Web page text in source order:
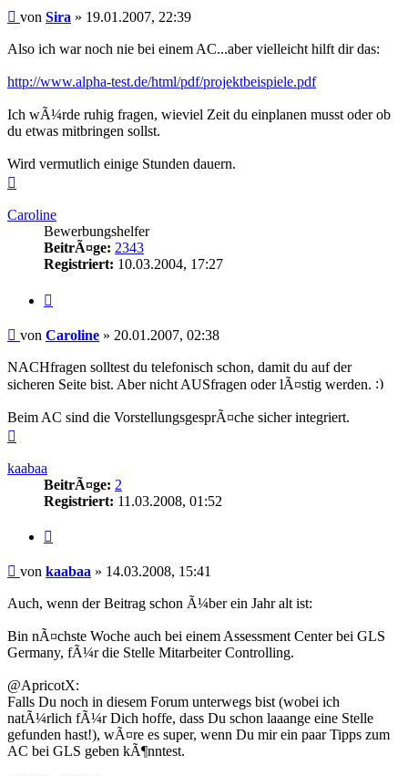
Beitrag
von Sira » 19.01.2007, 22:39
Also ich war noch nie bei einem AC...aber vielleicht hilft dir das:
http://www.alpha-test.de/html/pdf/projektbeispiele.pdf
Ich wÃ¼rde ruhig fragen, wieviel Zeit du einplanen musst oder ob
du etwas mitbringen sollst.
Wird vermutlich einige Stunden dauern.
Caroline
Bewerbungshelfer
BeitrÃ¤ge: 2343
Registriert: 10.03.2004, 17:27
Beitrag
von Caroline » 20.01.2007, 02:38
NACHfragen solltest du telefonisch schon, damit du auf der
sicheren Seite bist. Aber nicht AUSfragen oder lÃ¤stig werden.
Beim AC sind die VorstellungsgesprÃ¤che sicher integriert.
kaabaa
BeitrÃ¤ge: 2
Registriert: 11.03.2008, 01:52
Beitrag
von kaabaa » 14.03.2008, 15:41
Auch, wenn der Beitrag schon Ã¼ber ein Jahr alt ist:
Bin nÃ¤chste Woche auch bei einem Assessment Center bei GLS
Germany, fÃ¼r die Stelle Mitarbeiter Controlling.
@ApricotX:
Falls Du noch in diesem Forum unterwegs bist (wobei ich
natÃ¼rlich fÃ¼r Dich hoffe, dass Du schon laaange eine Stelle
gefunden hast!), wÃ¤re es super, wenn Du mir ein paar Tipps zum
AC bei GLS geben kÃ¶nntest.